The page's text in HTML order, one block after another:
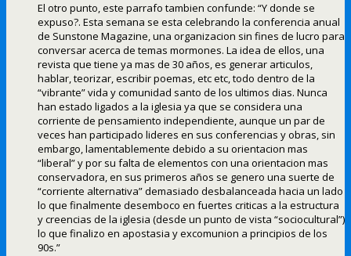
El otro punto, este parrafo tambien confunde: “Y donde se
expuso?. Esta semana se esta celebrando la conferencia anual
de Sunstone Magazine, una organizacion sin fines de lucro para
conversar acerca de temas mormones. La idea de ellos, una
revista que tiene ya mas de 30 años, es generar articulos,
hablar, teorizar, escribir poemas, etc etc, todo dentro de la
“vibrante” vida y comunidad santo de los ultimos dias. Nunca
han estado ligados a la iglesia ya que se considera una
corriente de pensamiento independiente, aunque un par de
veces han participado lideres en sus conferencias y obras, sin
embargo, lamentablemente debido a su orientacion mas
“liberal” y por su falta de elementos con una orientacion mas
conservadora, en sus primeros años se genero una suerte de
“corriente alternativa” demasiado desbalanceada hacia un lado
lo que finalmente desemboco en fuertes criticas a la estructura
y creencias de la iglesia (desde un punto de vista “sociocultural”)
lo que finalizo en apostasia y excomunion a principios de los
90s.”